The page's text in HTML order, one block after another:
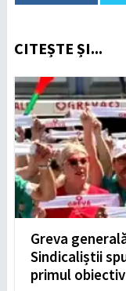
CITEȘTE ȘI...
Greva
Sindicaliștii
primul obiectiv